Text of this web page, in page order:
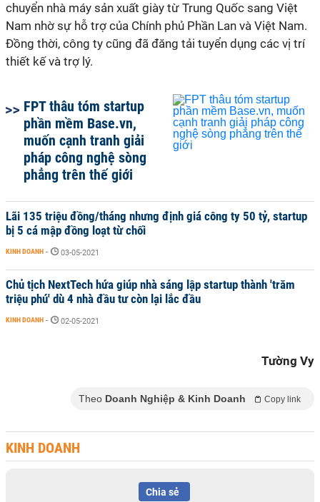
chuyển nhà máy sản xuất giày từ Trung Quốc sang Việt
Nam nhờ sự hỗ trợ của Chính phủ Phần Lan và Việt Nam.
Đồng thời, công ty cũng đã đăng tải tuyển dụng các vị trí
thiết kế và trợ lý.
FPT thâu tóm startup
phần mềm Base.vn,
muốn cạnh tranh giải
pháp công nghệ sòng
phẳng trên thế giới
Lãi 135 triệu đồng/tháng nhưng định giá công ty 50 tỷ, startup
bị 5 cá mập đồng loạt từ chối
KINH DOANH - 03-05-2021
Chủ tịch NextTech hứa giúp nhà sáng lập startup thành 'trăm
triệu phú' dù 4 nhà đầu tư còn lại lắc đầu
KINH DOANH - 02-05-2021
Tường Vy
Theo Doanh Nghiệp & Kinh Doanh Copy link
KINH DOANH
Chia sẻ